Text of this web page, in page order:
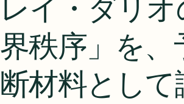
界秩序」を
断材料として